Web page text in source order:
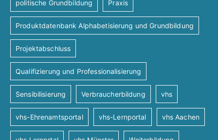
politische Grundbildung Praxis
Produktdatenbank Alphabetisierung und Grundbildung
Projektabschluss
Qualifizierung und Professionalisierung
Sensibilisierung Verbraucherbildung vhs
vhs-Ehrenamtsportal vhs-Lernportal vhs Aachen